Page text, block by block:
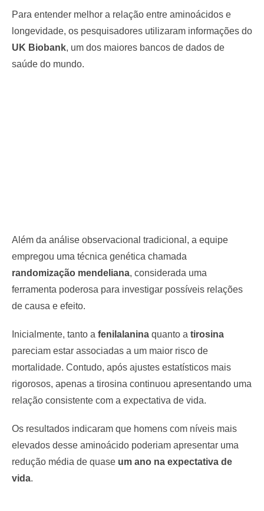
Para entender melhor a relação entre aminoácidos e
longevidade, os pesquisadores utilizaram informações do
UK Biobank, um dos maiores bancos de dados de
saúde do mundo.
Além da análise observacional tradicional, a equipe
empregou uma técnica genética chamada
randomização mendeliana, considerada uma
ferramenta poderosa para investigar possíveis relações
de causa e efeito.
Inicialmente, tanto a fenilalanina quanto a tirosina
pareciam estar associadas a um maior risco de
mortalidade. Contudo, após ajustes estatísticos mais
rigorosos, apenas a tirosina continuou apresentando uma
relação consistente com a expectativa de vida.
Os resultados indicaram que homens com níveis mais
elevados desse aminoácido poderiam apresentar uma
redução média de quase um ano na expectativa de
vida.